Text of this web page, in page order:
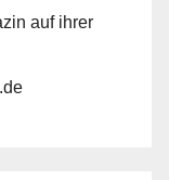
auf ihrer